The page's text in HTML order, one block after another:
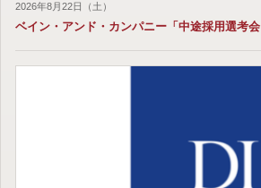
2026年8月22日（土）
ベイン・アンド・カンパニー「中途採用選考